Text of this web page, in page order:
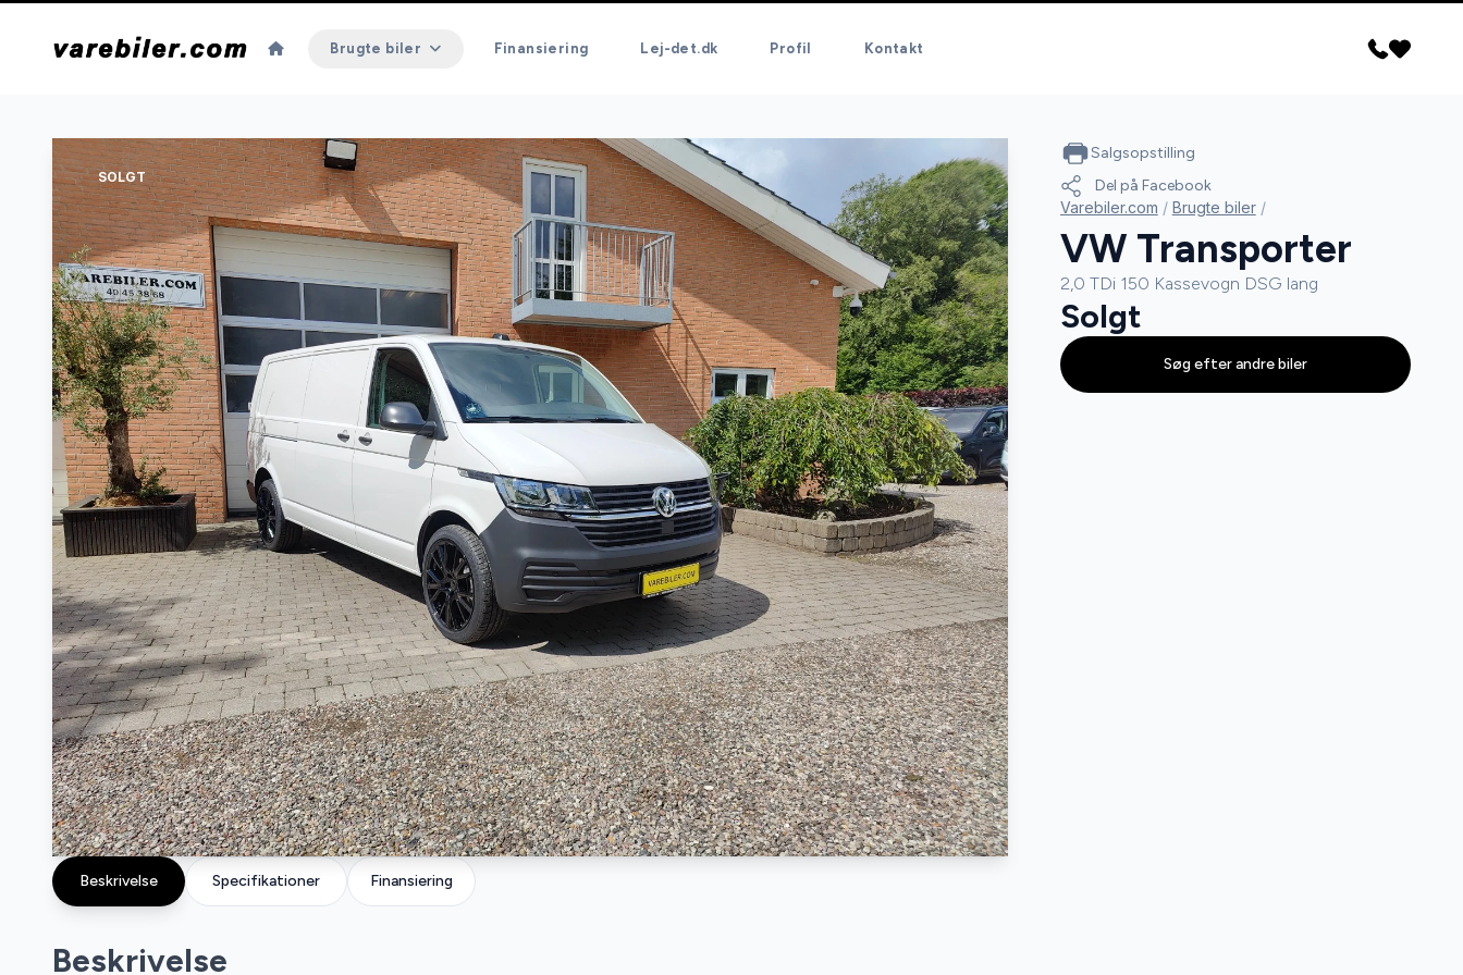
Brugte biler Finansiering Lej-det.dk Profil Kontakt
SOLGT
Specifikationer
Beskrivelse Finansiering
Beskrivelse
Salgsopstilling
Del på Facebook
Varebiler.com / Brugte biler /
VW Transporter
2,0 TDi 150 Kassevogn DSG lang
Solgt
Søg efter andre biler